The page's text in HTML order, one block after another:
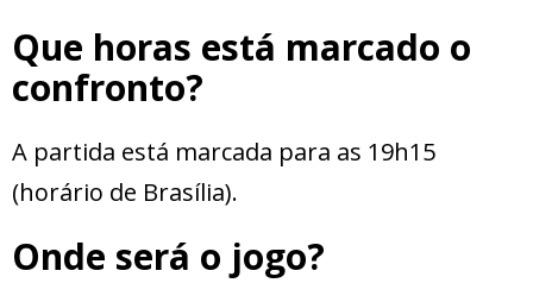
Que horas está marcado o
confronto?
A partida está marcada para as 19h15
(horário de Brasília).
Onde será o jogo?